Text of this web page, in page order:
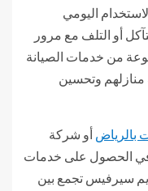
اليومي
أو التلف مع مرور
من خدمات الصيانة
منازلهم وتحسين
بالرياض أو شركة
الحصول على خدمات
سيرفيس تجمع بين